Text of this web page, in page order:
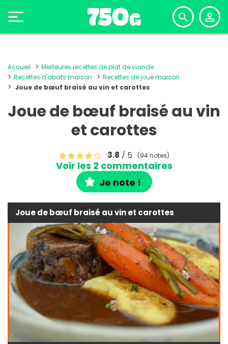
Accueil
Meilleures recettes de plat de viande
Recettes d'abats maison
Recettes de joue maison
Joue de bœuf braisé au vin et carottes
Joue de bœuf braisé au vin
et carottes
3.8 / 5 (94 notes)
Voir les 2 commentaires
Je note !
Joue de bœuf braisé au vin et carottes